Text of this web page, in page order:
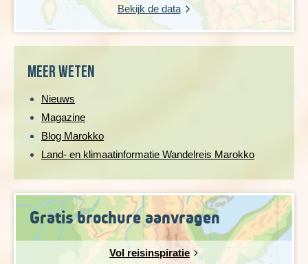
Bekijk de data
Meer weten
Nieuws
Magazine
Blog Marokko
Land- en klimaatinformatie Wandelreis Marokko
Gratis brochure aanvragen
Vol reisinspiratie